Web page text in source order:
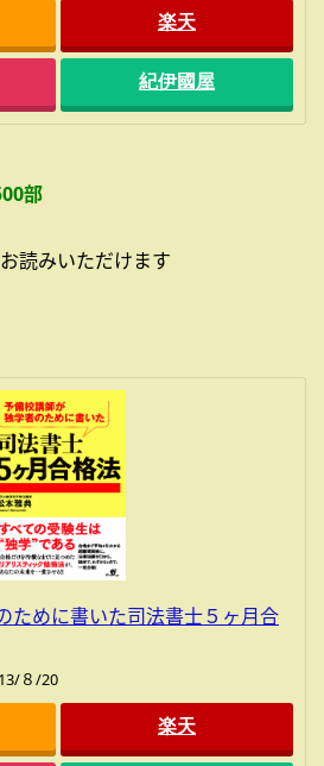
楽天
紀伊國屋
部
読みいただけます
ために書いた司法書士５ヶ月合
８/20
楽天